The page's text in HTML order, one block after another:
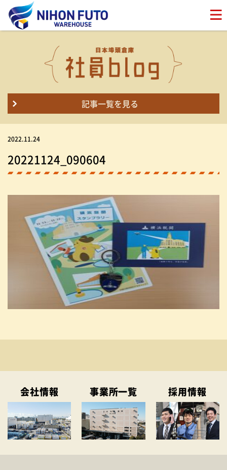
記事一覧を見る
2022.11.24
20221124_090604
会社情報 事業所一覧 採用情報